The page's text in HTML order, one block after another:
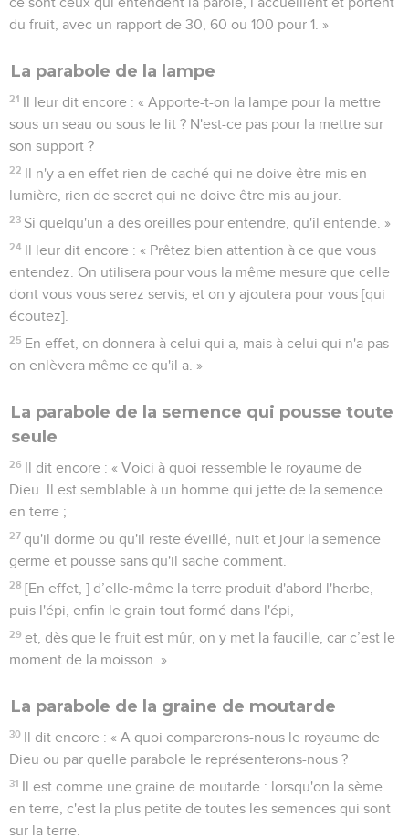
du fruit, avec un rapport de 30, 60 ou 100 pour 1. »
La parabole de la lampe
21 Il leur dit encore : « Apporte-t-on la lampe pour la mettre
sous un seau ou sous le lit ? N'est-ce pas pour la mettre sur
son support ?
22 Il n'y a en effet rien de caché qui ne doive être mis en
lumière, rien de secret qui ne doive être mis au jour.
23 Si quelqu'un a des oreilles pour entendre, qu'il entende. »
24 Il leur dit encore : « Prêtez bien attention à ce que vous
entendez. On utilisera pour vous la même mesure que celle
dont vous vous serez servis, et on y ajoutera pour vous [qui
écoutez].
25 En effet, on donnera à celui qui a, mais à celui qui n'a pas
on enlèvera même ce qu'il a. »
La parabole de la semence qui pousse toute
seule
26 Il dit encore : « Voici à quoi ressemble le royaume de
Dieu. Il est semblable à un homme qui jette de la semence
en terre ;
27 qu'il dorme ou qu'il reste éveillé, nuit et jour la semence
germe et pousse sans qu'il sache comment.
28 [En effet, ] d’elle-même la terre produit d'abord l'herbe,
puis l'épi, enfin le grain tout formé dans l'épi,
29 et, dès que le fruit est mûr, on y met la faucille, car c’est le
moment de la moisson. »
La parabole de la graine de moutarde
30 Il dit encore : « A quoi comparerons-nous le royaume de
Dieu ou par quelle parabole le représenterons-nous ?
31 Il est comme une graine de moutarde : lorsqu'on la sème
en terre, c'est la plus petite de toutes les semences qui sont
sur la terre.